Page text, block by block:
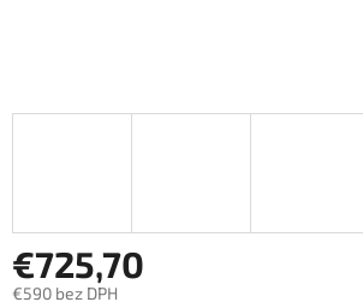
€725,70
€590 bez DPH